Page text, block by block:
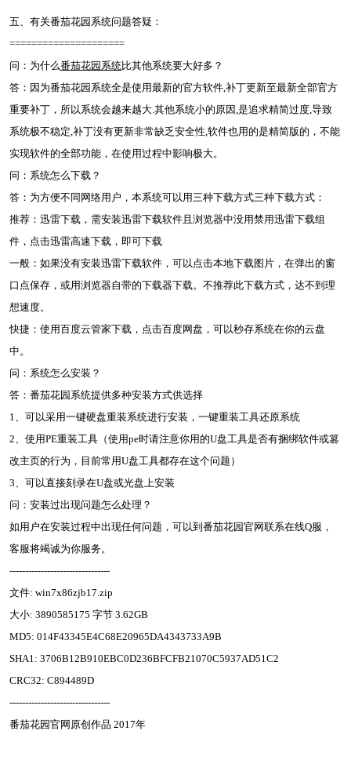
五、有关番茄花园系统问题答疑：
=====================
问：为什么番茄花园系统比其他系统要大好多？
答：因为番茄花园系统全是使用最新的官方软件,补丁更新至最新全部官方
重要补丁，所以系统会越来越大.其他系统小的原因,是追求精简过度,导致
系统极不稳定,补丁没有更新非常缺乏安全性,软件也用的是精简版的，不能
实现软件的全部功能，在使用过程中影响极大。
问：系统怎么下载？
答：为方便不同网络用户，本系统可以用三种下载方式三种下载方式：
推荐：迅雷下载，需安装迅雷下载软件且浏览器中没用禁用迅雷下载组
件，点击迅雷高速下载，即可下载
一般：如果没有安装迅雷下载软件，可以点击本地下载图片，在弹出的窗
口点保存，或用浏览器自带的下载器下载。不推荐此下载方式，达不到理
想速度。
快捷：使用百度云管家下载，点击百度网盘，可以秒存系统在你的云盘
中。
问：系统怎么安装？
答：番茄花园系统提供多种安装方式供选择
1、可以采用一键硬盘重装系统进行安装，一键重装工具还原系统
2、使用PE重装工具（使用pe时请注意你用的U盘工具是否有捆绑软件或篡
改主页的行为，目前常用U盘工具都存在这个问题）
3、可以直接刻录在U盘或光盘上安装
问：安装过出现问题怎么处理？
如用户在安装过程中出现任何问题，可以到番茄花园官网联系在线Q服，
客服将竭诚为你服务。
--------------------------------
文件: win7x86zjb17.zip
大小: 3890585175 字节 3.62GB
MD5: 014F43345E4C68E20965DA4343733A9B
SHA1: 3706B12B910EBC0D236BFCFB21070C5937AD51C2
CRC32: C894489D
--------------------------------
番茄花园官网原创作品 2017年